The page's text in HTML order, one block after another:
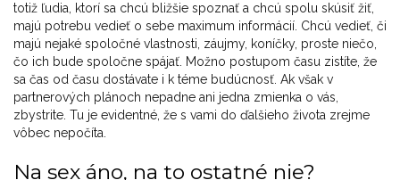
totiž ľudia, ktorí sa chcú bližšie spoznať a chcú spolu skúsiť žiť,
majú potrebu vedieť o sebe maximum informácií. Chcú vedieť, či
majú nejaké spoločné vlastnosti, záujmy, koníčky, proste niečo,
čo ich bude spoločne spájať. Možno postupom času zistíte, že
sa čas od času dostávate i k téme budúcnosť. Ak však v
partnerových plánoch nepadne ani jedna zmienka o vás,
zbystrite. Tu je evidentné, že s vami do ďalšieho života zrejme
vôbec nepočíta.
Na sex áno, na to ostatné nie?